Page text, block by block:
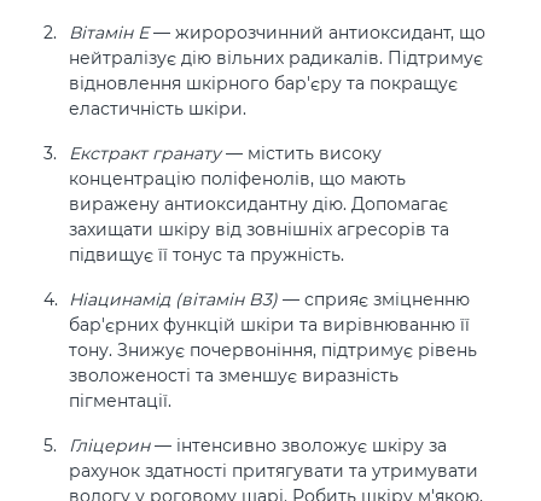
Вітамін Е— жиророзчинний антиоксидант, що
нейтралізує дію вільних радикалів. Підтримує
відновлення шкірного бар'єру та покращує
еластичність шкіри.
Екстракт гранату— містить високу
концентрацію поліфенолів, що мають
виражену антиоксидантну дію. Допомагає
захищати шкіру від зовнішніх агресорів та
підвищує її тонус та пружність.
Ніацинамід (вітамін B3) — сприяє зміцненню
бар'єрних функцій шкіри та вирівнюванню її
тону. Знижує почервоніння, підтримує рівень
зволоженості та зменшує виразність
пігментації.
Гліцерин— інтенсивно зволожує шкіру за
рахунок здатності притягувати та утримувати
вологу у роговому шарі. Робить шкіру м'якою,